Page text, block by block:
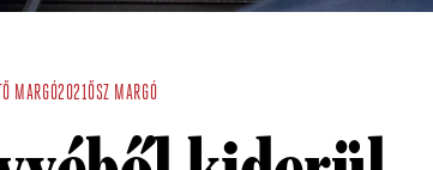
MARGÓ2021ŐSZ MARGÓ